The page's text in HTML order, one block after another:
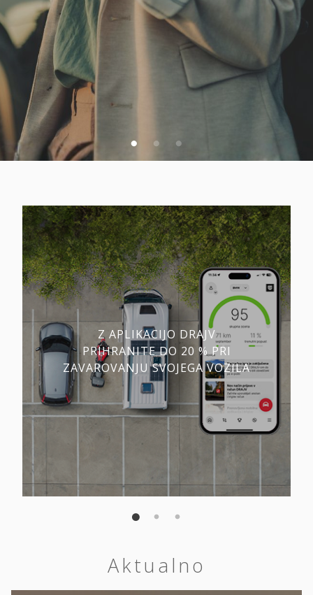
VSA SPLETNA PONUDBA
Z APLIKACIJO DRAJV
PRIHRANITE DO 20 % PRI
ZAVAROVANJU SVOJEGA VOZILA
Aktualno